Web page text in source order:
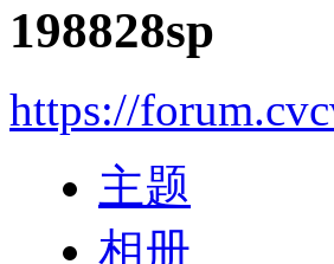
198828sp
https://
主题
相册